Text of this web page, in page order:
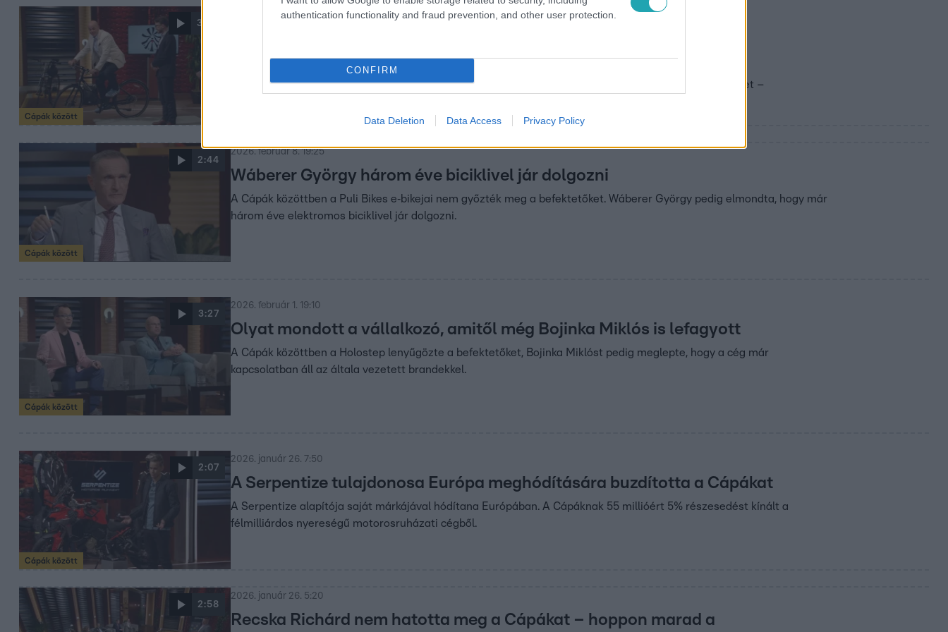
authentication functionality and fraud prevention, and other user protection.
CONFIRM
Data Deletion Data Access Privacy Policy
3:50
Cápák között
2026. február 8. 19:35
Cápák közöttben
A Cápák közöttben Moldován András felpattant a Puli Bikes e‑bikejára, hogy maga tesztelje a terméket –
2:44
Cápák között
2026. február 8. 19:25
Wáberer György három éve biciklivel jár dolgozni
A Cápák közöttben a Puli Bikes e‑bikejai nem győzték meg a befektetőket. Wáberer György pedig elmondta, hogy már
három éve elektromos biciklivel jár dolgozni.
3:27
Cápák között
2026. február 1. 19:10
Olyat mondott a vállalkozó, amitől még Bojinka Miklós is lefagyott
A Cápák közöttben a Holostep lenyűgözte a befektetőket, Bojinka Miklóst pedig meglepte, hogy a cég már
kapcsolatban áll az általa vezetett brandekkel.
2:07
Cápák között
2026. január 26. 7:50
A Serpentize tulajdonosa Európa meghódítására buzdította a Cápákat
A Serpentize alapítója saját márkájával hódítana Európában. A Cápáknak 55 millióért 5% részesedést kínált a
félmilliárdos nyereségű motorosruházati cégből.
2:58
2026. január 26. 5:20
Recska Richárd nem hatotta meg a Cápákat – hoppon marad a